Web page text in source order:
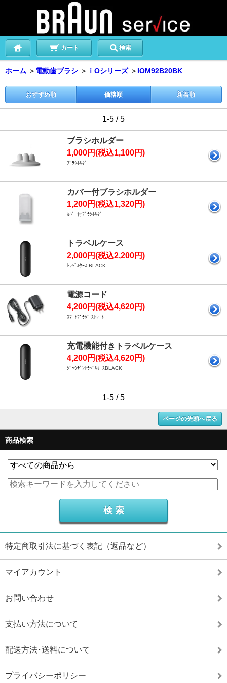
カート 検索
ホーム ＞ 電動歯ブラシ ＞ ｉOシリーズ ＞ IOM92B20BK
おすすめ順 価格順 新着順
1-5 / 5
ブラシホルダー
1,000円(税込1,100円)
ﾌﾞﾗｼﾎﾙﾀﾞｰ
カバー付ブラシホルダー
1,200円(税込1,320円)
ｶﾊﾞｰ付ﾌﾞﾗｼﾎﾙﾀﾞｰ
トラベルケース
2,000円(税込2,200円)
ﾄﾗﾍﾞﾙｹｰｽ BLACK
電源コード
4,200円(税込4,620円)
ｽﾏｰﾄﾌﾟﾗｸﾞ ｽﾄﾚｰﾄ
充電機能付きトラベルケース
4,200円(税込4,620円)
ｼﾞｭｳﾃﾞﾝﾄﾗﾍﾞﾙｹｰｽBLACK
1-5 / 5
ページの先頭へ戻る
商品検索
特定商取引法に基づく表記（返品など）
マイアカウント
お問い合わせ
支払い方法について
配送方法･送料について
プライバシーポリシー